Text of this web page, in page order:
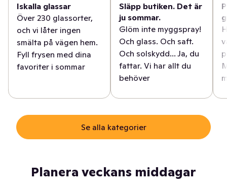
Iskalla glassar
Över 230 glassorter,
och vi låter ingen
smälta på vägen hem.
Fyll frysen med dina
favoriter i sommar
Släpp butiken. Det är
ju sommar.
Glöm inte myggspray!
Och glass. Och saft.
Och solskydd... Ja, du
fattar. Vi har allt du
behöver
Se alla kategorier
Planera veckans middagar